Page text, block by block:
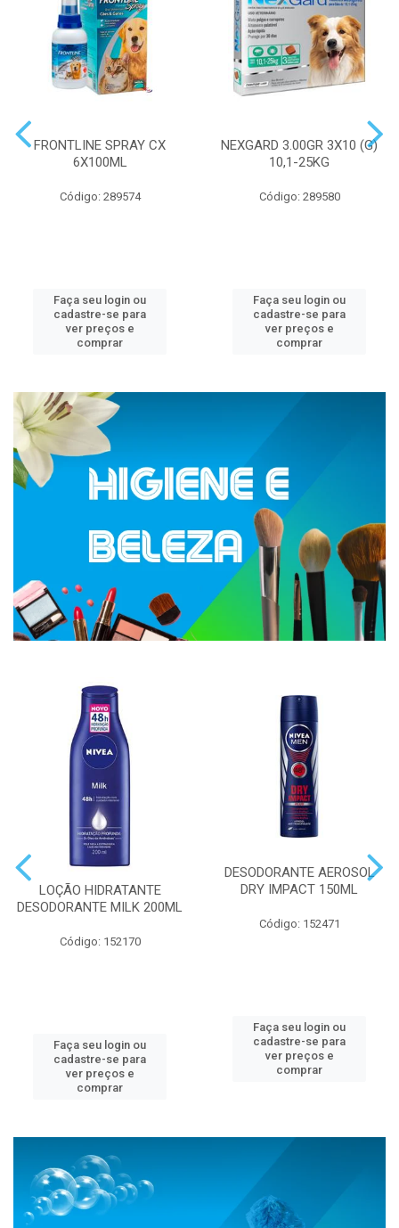
FRONTLINE SPRAY CX
6X100ML
Código: 289574
Faça seu login ou
cadastre-se para
ver preços e
comprar
NEXGARD 3.00GR 3X10 (G)
10,1-25KG
Código: 289580
Faça seu login ou
cadastre-se para
ver preços e
comprar
LOÇÃO HIDRATANTE
DESODORANTE MILK 200ML
Código: 152170
Faça seu login ou
cadastre-se para
ver preços e
comprar
DESODORANTE AEROSOL
DRY IMPACT 150ML
Código: 152471
Faça seu login ou
cadastre-se para
ver preços e
comprar